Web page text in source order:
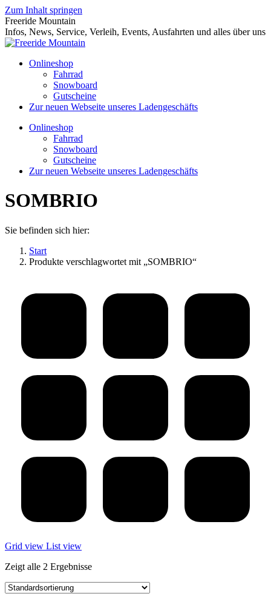
Zum Inhalt springen
Freeride Mountain
Infos, News, Service, Verleih, Events, Ausfahrten und alles über uns
Onlineshop
Fahrrad
Snowboard
Gutscheine
Zur neuen Webseite unseres Ladengeschäfts
Onlineshop
Fahrrad
Snowboard
Gutscheine
Zur neuen Webseite unseres Ladengeschäfts
SOMBRIO
Sie befinden sich hier:
Start
Produkte verschlagwortet mit „SOMBRIO“
Grid view List view
Zeigt alle 2 Ergebnisse